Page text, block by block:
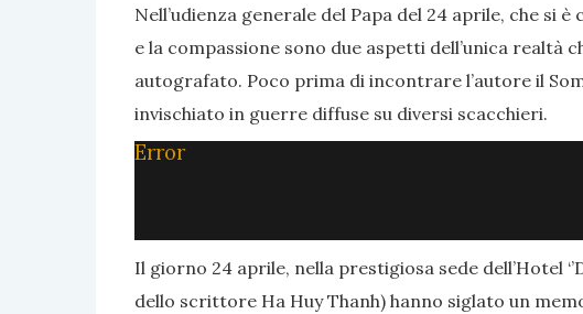
Nell’udienza generale del Papa del 24 aprile, che
e la compassione sono due aspetti dell’unica realtà
autografato. Poco prima di incontrare l’autore il
invischiato in guerre diffuse su diversi scacchieri.
Error
Il giorno 24 aprile, nella prestigiosa sede dell’Hotel
dello scrittore Ha Huy Thanh) hanno siglato un